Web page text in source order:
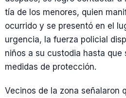
tía de los menores, quien
ocurrido y se presentó en el
urgencia, la fuerza policial
niños a su custodia hasta que
medidas de protección.
Vecinos de la zona señalaron